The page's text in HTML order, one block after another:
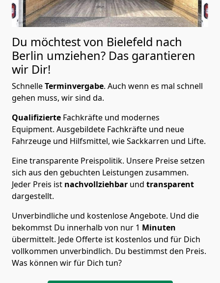
Du möchtest von Bielefeld nach
Berlin umziehen? Das garantieren
wir Dir!
SchnelleTerminvergabe. Auch wenn es mal schnell
gehen muss, wir sind da.
Qualifizierte Fachkräfte und modernes
Equipment. Ausgebildete Fachkräfte und neue
Fahrzeuge und Hilfsmittel, wie Sackkarren und Lifte.
Eine transparente Preispolitik. Unsere Preise setzen
sich aus den gebuchten Leistungen zusammen.
Jeder Preis ist nachvollziehbar und transparent
dargestellt.
Unverbindliche und kostenlose Angebote. Und die
bekommst Du innerhalb von nur 1 Minuten
übermittelt. Jede Offerte ist kostenlos und für Dich
vollkommen unverbindlich. Du bestimmst den Preis.
Was können wir für Dich tun?